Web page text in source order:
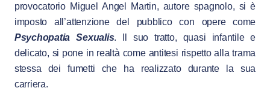
provocatorio Miguel Angel Martin, autore spagnolo, si è
imposto all’attenzione del pubblico con opere come
Psychopatia Sexualis. Il suo tratto, quasi infantile e
delicato, si pone in realtà come antitesi rispetto alla trama
stessa dei fumetti che ha realizzato durante la sua
carriera.